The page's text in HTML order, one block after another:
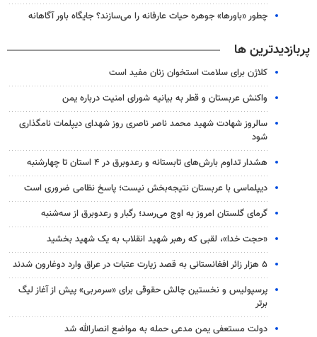
چطور «باورها» جوهره حیات عارفانه را می‌سازند؟ جایگاه باور آگاهانه
پربازدیدترین ها
کلاژن برای سلامت استخوان زنان مفید است
واکنش عربستان و قطر به بیانیه شورای امنیت درباره یمن
سالروز شهادت شهید محمد ناصر ناصری روز شهدای دیپلمات نامگذاری
شود
هشدار تداوم بارش‌های تابستانه و رعدوبرق در ۴ استان تا چهارشنبه
دیپلماسی با عربستان نتیجه‌بخش نیست؛ پاسخ نظامی ضروری است
گرمای گلستان امروز به اوج می‌رسد؛ رگبار و رعدوبرق از سه‌شنبه
«حجت خدا»، لقبی که رهبر شهید انقلاب به یک شهید بخشید
۵ هزار زائر افغانستانی به قصد زیارت عتبات در عراق وارد دوغارون شدند
پرسپولیس و نخستین چالش حقوقی برای «سرمربی» پیش از آغاز لیگ
برتر
دولت مستعفی یمن مدعی حمله به مواضع انصارالله شد